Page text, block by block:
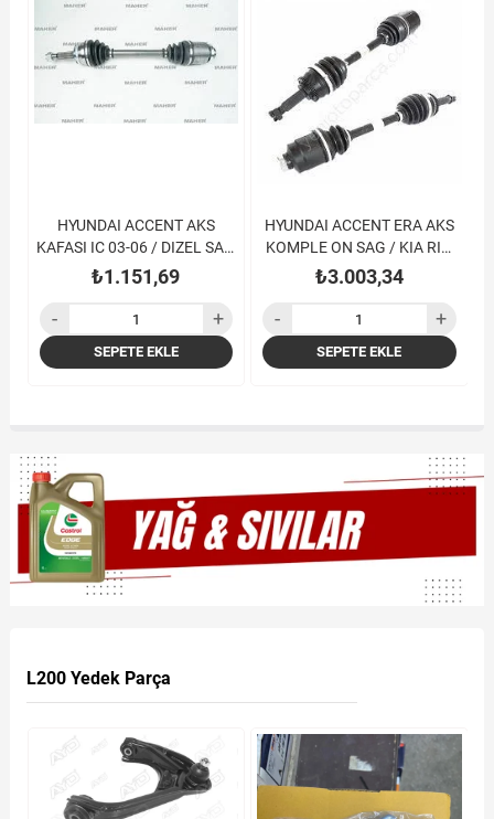
HYUNDAI ACCENT AKS
KAFASI IC 03-06 / DIZEL SAG
23X42
₺1.151,69
SEPETE EKLE
HYUNDAI ACCENT ERA AKS
KOMPLE ON SAG / KIA RIO
06-11 DIZEL ABSLI 48DIŞ
588MM
₺3.003,34
SEPETE EKLE
L200 Yedek Parça